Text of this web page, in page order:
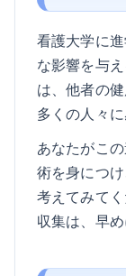
看護大学に
な影響を与
は、他者の
多くの人々
あなたがこ
術を身につ
考えてみて
収集は、早